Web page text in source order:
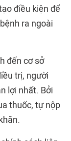
điều kiện để
ra ngoài
đến cơ sở
trị, người
lợi nhất. Bởi
thuốc, tự nộp